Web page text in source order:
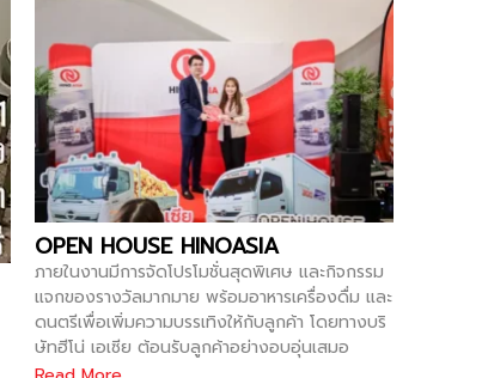
OPEN HOUSE HINOASIA
ภายในงานมีการจัดโปรโมชั่นสุดพิเศษ และกิจกรรม
แจกของรางวัลมากมาย พร้อมอาหารเครื่องดื่ม และ
ดนตรีเพื่อเพิ่มความบรรเทิงให้กับลูกค้า โดยทางบริ
ษัทฮีโน่ เอเซีย ต้อนรับลูกค้าอย่างอบอุ่นเสมอ